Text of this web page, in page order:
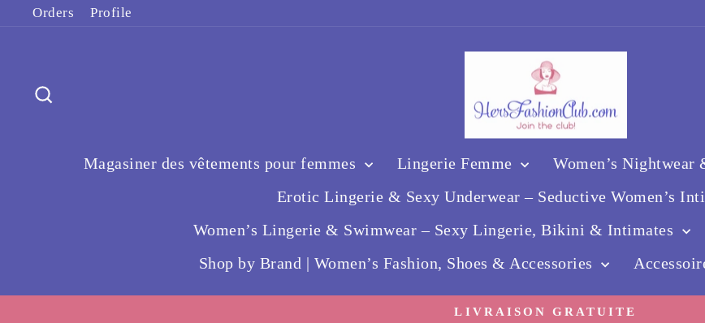
PasserOrders Profile
Magasiner des vêtements pour femmes Lingerie Femme
Women’s
Erotic Lingerie & Sexy Underwear – Seductive Women’s
Women’s Lingerie & Swimwear – Sexy Lingerie, Bikini & Intimates
Shop by Brand | Women’s Fashion, Shoes & Accessories
LIVRAISON GRATUITE